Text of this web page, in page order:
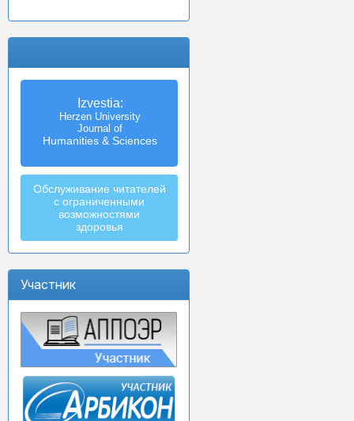
Izvestia:
Herzen University
Journal of
Humanities & Sciences
Обслуживание читателей
с ограниченными
возможностями
здоровья
Участник